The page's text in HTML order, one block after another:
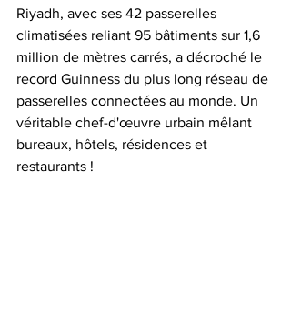
Riyadh, avec ses 42 passerelles
climatisées reliant 95 bâtiments sur 1,6
million de mètres carrés, a décroché le
record Guinness du plus long réseau de
passerelles connectées au monde. Un
véritable chef-d'œuvre urbain mêlant
bureaux, hôtels, résidences et
restaurants !